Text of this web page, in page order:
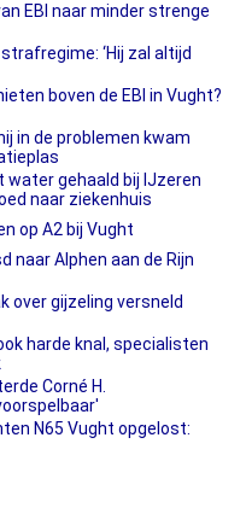
EBI naar minder strenge
‘Hij zal altijd
boven de EBI in Vught?
in de problemen kwam
gehaald bij IJzeren
naar ziekenhuis
op A2 bij Vught
naar Alphen aan de Rijn
over gijzeling versneld
harde knal, specialisten
Corné H.
N65 Vught opgelost: